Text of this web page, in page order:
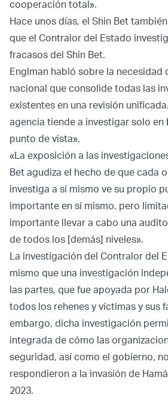
cooperación total».
Hace unos días, el Shin Bet
que el Contralor del Estado
fracasos del Shin Bet.
Englman habló sobre la necesidad
nacional que consolide todas las
existentes en una revisión
agencia tiende a investigar solo en
punto de vista».
«La exposición a las
Bet agudiza el hecho de que cada
investiga a sí mismo ve su propio
importante en sí mismo, pero
importante llevar a cabo una
de todos los [demás] niveles».
La investigación del Contralor del
mismo que una investigación
las partes, que fue apoyada por
todos los rehenes y víctimas y sus
embargo, dicha investigación
integrada de cómo las
seguridad, así como el gobierno,
respondieron a la invasión de
2023.